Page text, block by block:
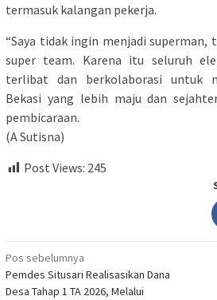
termasuk kalangan pekerja.
“Saya tidak ingin menjadi
super team. Karena itu seluruh
terlibat dan berkolaborasi untuk
Bekasi yang lebih maju dan
pembicaraan.
(A Sutisna)
Post Views: 245
Navigasi
pos
Pos sebelumnya
Pemdes Situsari Realisasikan Dana
Desa Tahap 1 TA 2026, Melalui